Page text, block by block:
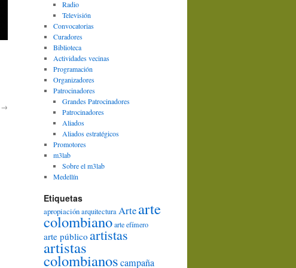
→
Radio
Televisión
Convocatorias
Curadores
Biblioteca
Actividades vecinas
Programación
Organizadores
Patrocinadores
Grandes Patrocinadores
Patrocinadores
Aliados
Aliados estratégicos
Promotores
m3lab
Sobre el m3lab
Medellín
Etiquetas
apropiaciónarquitectura Artearte
colombianoarte efímero
arte público artistas
artistas
colombianoscampaña